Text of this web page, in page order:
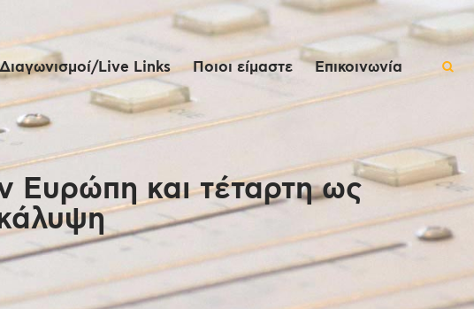
Live Links Ποιοι είμαστε Επικοινωνία
Ευρώπη και τέταρτη ως